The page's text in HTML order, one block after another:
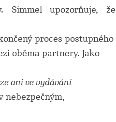
upozorňuje, že
proces postupného
oběma partnery. Jako
ani ve vydávání
nebezpečným,